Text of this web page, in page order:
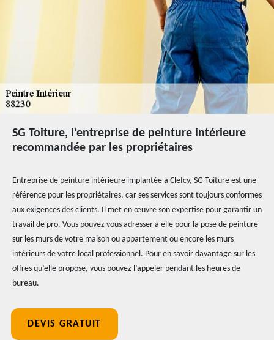
SG Toiture, l’entreprise de peinture intérieure
recommandée par les propriétaires
Entreprise de peinture intérieure implantée à Clefcy, SG Toiture est une
référence pour les propriétaires, car ses services sont toujours conformes
aux exigences des clients. Il met en œuvre son expertise pour garantir un
travail de pro. Vous pouvez vous adresser à elle pour la pose de peinture
sur les murs de votre maison ou appartement ou encore les murs
intérieurs de votre local professionnel. Pour en savoir davantage sur les
offres qu’elle propose, vous pouvez l’appeler pendant les heures de
bureau.
DEVIS GRATUIT